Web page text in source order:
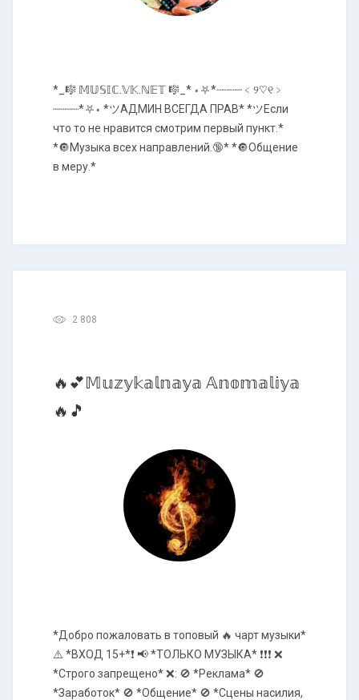
*_🎼 𝕄𝕌𝕊𝕀ℂ.𝕍𝕂.ℕ𝔼𝕋 🎼_* ⋆⛧*┈┈┈┈﹤୨♡୧﹥
┈┈┈┈*⛧⋆ *ツАДМИН ВСЕГДА ПРАВ* *ツЕсли
что то не нравится смотрим первый пункт.*
*🔘Музыка всех направлений.🔞* *🔘Общение
в меру.*
2 808
🔥💕𝕄𝕦𝕫𝕪𝕜𝕒𝕝𝕟𝕒𝕪𝕒 𝔸𝕟𝕠𝕞𝕒𝕝𝕚𝕪𝕒
🔥🎵
*Добро пожаловать в топовый 🔥 чарт музыки*
⚠️ *ВХОД 15+*❗ 📢 *ТОЛЬКО МУЗЫКА* ❗❗❗ ❌
*Строго запрещено* ❌: 🚫 *Реклама* 🚫
*Заработок* 🚫 *Общение* 🚫 *Сцены насилия,